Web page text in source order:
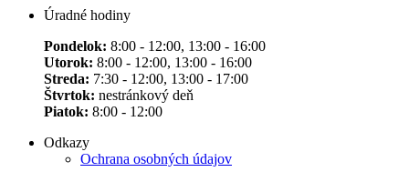
Úradné hodiny
Pondelok: 8:00 - 12:00, 13:00 - 16:00
Utorok: 8:00 - 12:00, 13:00 - 16:00
Streda: 7:30 - 12:00, 13:00 - 17:00
Štvrtok: nestránkový deň
Piatok: 8:00 - 12:00
Odkazy
Ochrana osobných údajov